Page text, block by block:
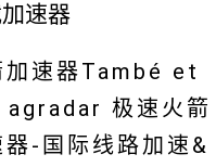
速器
加速器També et
极速火箭
器-国际线路加速&